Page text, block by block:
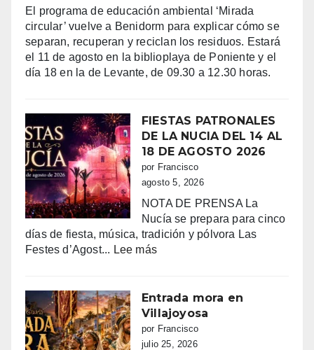
El programa de educación ambiental ‘Mirada
circular’ vuelve a Benidorm para explicar cómo se
separan, recuperan y reciclan los residuos. Estará
el 11 de agosto en la biblioplaya de Poniente y el
día 18 en la de Levante, de 09.30 a 12.30 horas.
FIESTAS PATRONALES
DE LA NUCIA DEL 14 AL
18 DE AGOSTO 2026
por Francisco
agosto 5, 2026
NOTA DE PRENSA La
Nucía se prepara para cinco
días de fiesta, música, tradición y pólvora Las
Festes d’Agost... Lee más:
DE
LA
NUCIA
DEL
Entrada mora en
Villajoyosa
por Francisco
julio 25, 2026